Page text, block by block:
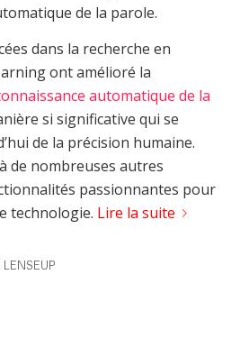
de la parole.
dans la recherche en
ont amélioré la
automatique de la
si significative qui se
de la précision humaine.
de nombreuses autres
passionnantes pour
technologie. Lire la suite
LENSEUP